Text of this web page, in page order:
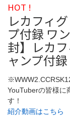
HOT !
レカフィ
プ付録 ワ
封】レカ
ャンプ付録
YouTuberの皆様に
す！
紹介動画はこちら